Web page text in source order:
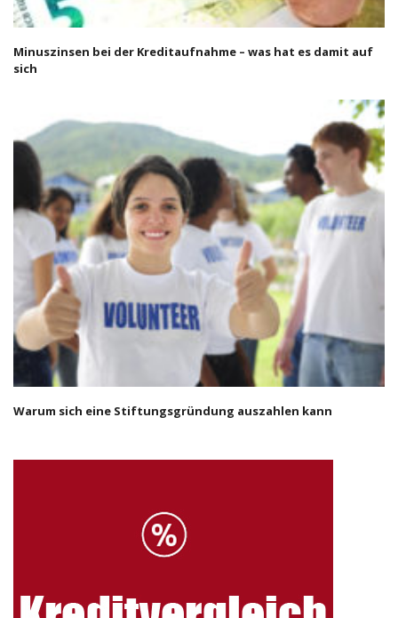
Minuszinsen bei der Kreditaufnahme – was hat es damit auf
sich
Warum sich eine Stiftungsgründung auszahlen kann